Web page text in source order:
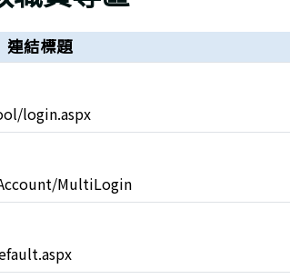
連結標題
login.aspx
MultiLogin